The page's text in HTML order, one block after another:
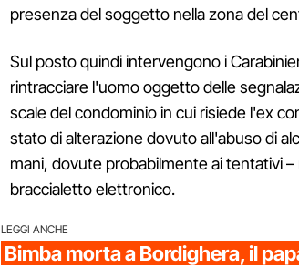
presenza del soggetto nella zona del
Sul posto quindi intervengono i
rintracciare l'uomo oggetto delle
scale del condominio in cui risiede l'ex
stato di alterazione dovuto all'abuso di
mani, dovute probabilmente ai tentativi –
braccialetto elettronico.
LEGGI ANCHE
Bimba morta a Bordighera, il